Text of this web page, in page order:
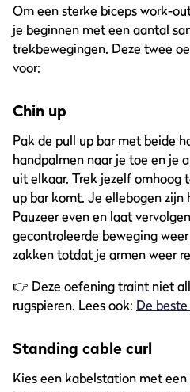
Om een sterke biceps work-
je beginnen met een aantal
trekbewegingen. Deze twee
voor:
Chin up
Pak de pull up bar met beide
handpalmen naar je toe en je
uit elkaar. Trek jezelf omhoog
up bar komt. Je ellebogen zijn
Pauzeer even en laat
gecontroleerde beweging
zakken totdat je armen weer
👉 Deze oefening traint niet
rugspieren. Lees ook: De
Standing cable curl
Kies een kabelstation met